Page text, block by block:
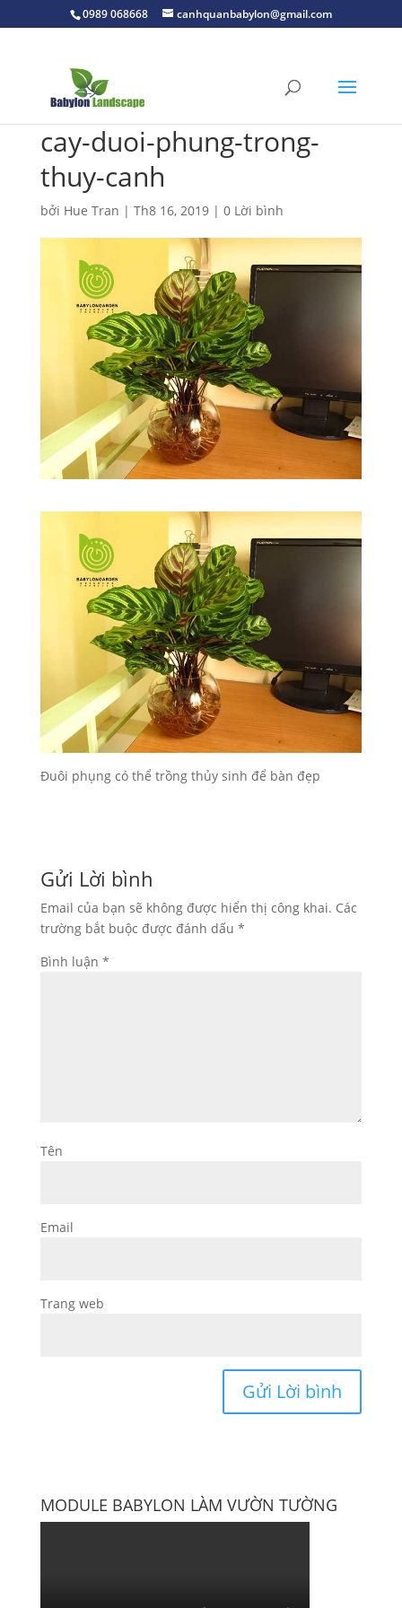
0989 068668 canhquanbabylon@gmail.com
cay-duoi-phung-trong-
thuy-canh
bởi Hue Tran | Th8 16, 2019| 0 Lời bình
Đuôi phụng có thể trồng thủy sinh để bàn đẹp
Gửi Lời bình
Email của bạn sẽ không được hiển thị công khai. Các
trường bắt buộc được đánh dấu *
Bình luận *
Tên
Email
Trang web
MODULE BABYLON LÀM VƯỜN TƯỜNG